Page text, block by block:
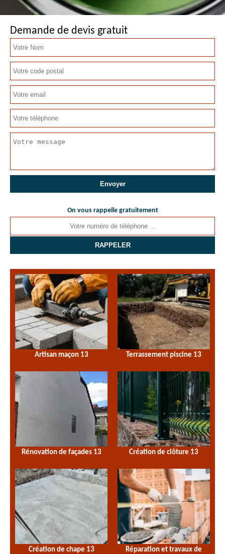
Demande de devis gratuit
On vous rappelle gratuitement
Artisan maçon 13 Terrassement piscine 13
Rénovation de façades 13 Création de clôture 13
Création de chape 13
Réparation et travaux de